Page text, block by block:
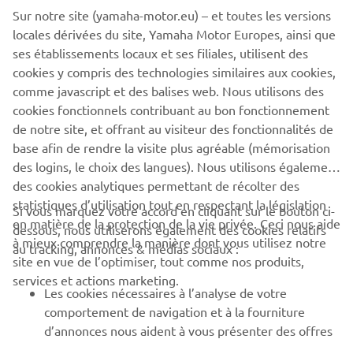
SITE OFFICIEL DE ZODIAC
CORPORATE
BUSINESS
PLUS YAMAHA
SUPPORT
locales dérivées du site, Yamaha Motor Europes, ainsi que
ses établissements locaux et ses filiales, utilisent des
cookies y compris des technologies similaires aux cookies,
comme javascript et des balises web. Nous utilisons des
cookies fonctionnels contribuant au bon fonctionnement
de notre site, et offrant au visiteur des fonctionnalités de
base afin de rendre la visite plus agréable (mémorisation
des logins, le choix des langues). Nous utilisons également
des cookies analytiques permettant de récolter des
statistiques d’utilisation tout en respectant la législation
en matière de la protection de la vie privée. Ceci nous aide
à mieux comprendre la manière dont vous utilisez notre
site en vue de l’optimiser, tout comme nos produits,
services et actions marketing.
Si vous marquez votre accord en cliquant sur le bouton ci-
dessous, nous utiliserons également des cookies relatifs
au tracking, annonces & médias sociaux :
Les cookies nécessaires à l’analyse de votre
comportement de navigation et à la fourniture
d’annonces nous aident à vous présenter des offres
publicitaires relevantes sur nos gammes et à vous